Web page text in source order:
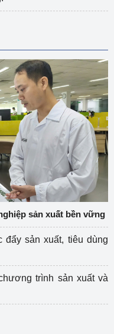
sản xuất bền vững
đẩy sản xuất, tiêu dùng
trình sản xuất và